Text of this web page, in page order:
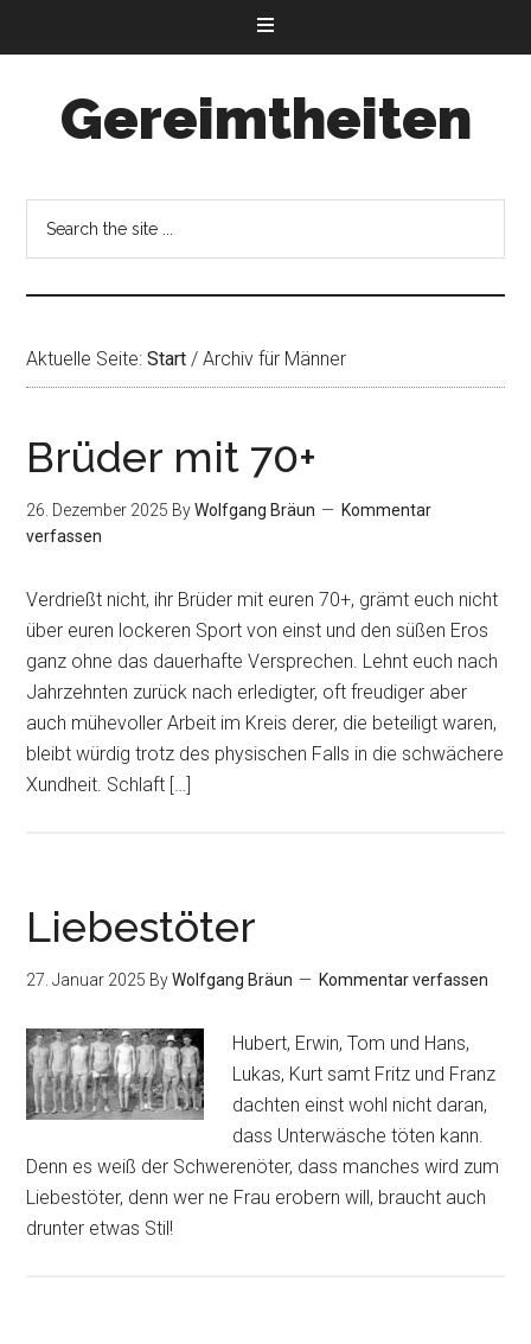
Gereimtheiten
Aktuelle Seite:Start / Archiv für Männer
Brüder mit 70+
26. Dezember 2025 ByWolfgang Bräun
Kommentar
verfassen
Verdrießt nicht, ihr Brüder mit euren 70+, grämt euch nicht
über euren lockeren Sport von einst und den süßen Eros
ganz ohne das dauerhafte Versprechen. Lehnt euch nach
Jahrzehnten zurück nach erledigter, oft freudiger aber
auch mühevoller Arbeit im Kreis derer, die beteiligt waren,
bleibt würdig trotz des physischen Falls in die schwächere
Xundheit. Schlaft […]
Liebestöter
27. Januar 2025 ByWolfgang Bräun Kommentar verfassen
Hubert, Erwin, Tom und Hans,
Lukas, Kurt samt Fritz und Franz
dachten einst wohl nicht daran,
dass Unterwäsche töten kann.
Denn es weiß der Schwerenöter, dass manches wird zum
Liebestöter, denn wer ne Frau erobern will, braucht auch
drunter etwas Stil!